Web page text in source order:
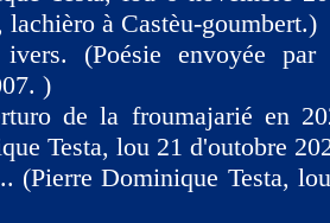
lachièro à Castèu-goumbert.)
(Poésie envoyée
)
de la froumajarié en
Testa, lou 21 d'outobre
(Pierre Dominique Testa,